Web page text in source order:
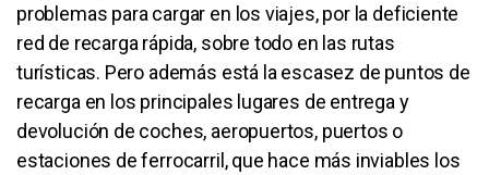
problemas para cargar en los viajes, por la deficiente
red de recarga rápida, sobre todo en las rutas
turísticas. Pero además está la escasez de puntos de
recarga en los principales lugares de entrega y
devolución de coches, aeropuertos, puertos o
estaciones de ferrocarril, que hace más inviables los